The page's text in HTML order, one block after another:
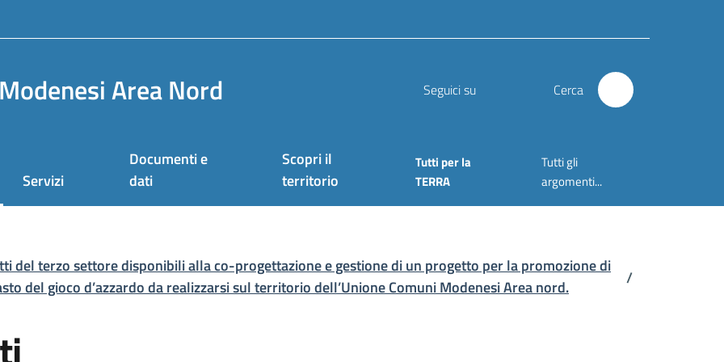
Area Nord Seguici su Cerca
Servizi
Documenti e
dati
Scopri il
territorio
Tutti per la
TERRA
Tutti gli
argomenti...
del terzo settore disponibili alla co-progettazione e gestione di un progetto per la promozione di
del gioco d’azzardo da realizzarsi sul territorio dell’Unione Comuni Modenesi Area nord.
/